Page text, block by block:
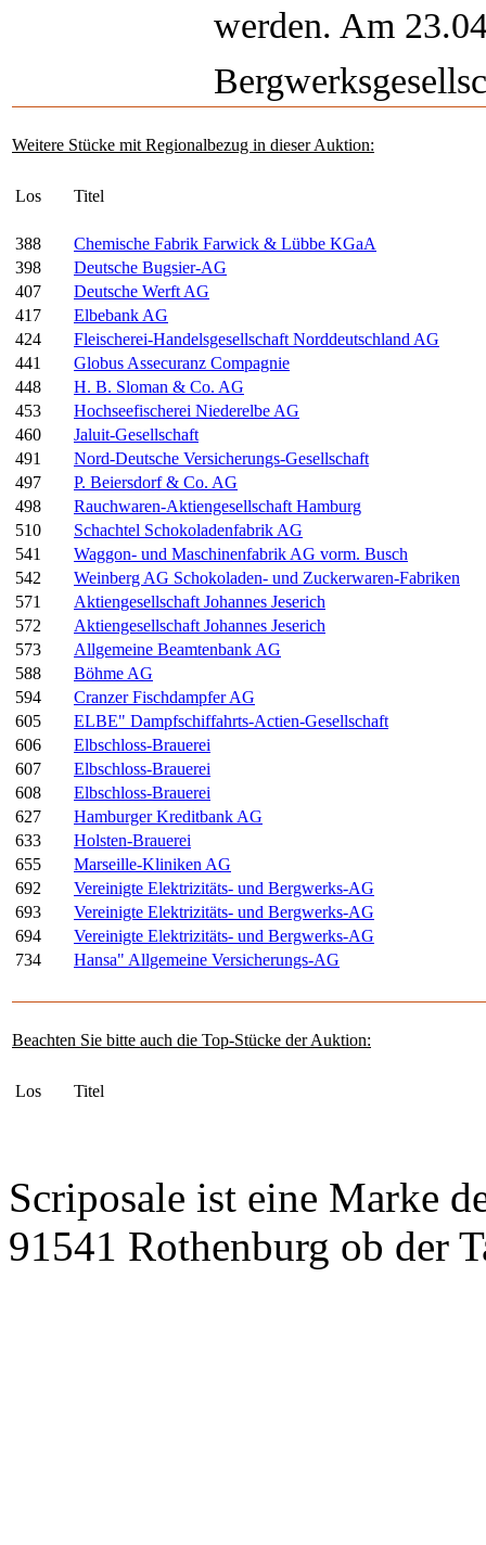
werden. Am
Weitere Stücke mit Regionalbezug in dieser Auktion:
Los Titel
388
Chemische Fabrik Farwick & Lübbe KGaA
398
Deutsche Bugsier-AG
407
Deutsche Werft AG
417
Elbebank AG
424
Fleischerei-Handelsgesellschaft Norddeutschland AG
441
Globus Assecuranz Compagnie
448
H. B. Sloman & Co. AG
453
Hochseefischerei Niederelbe AG
460
Jaluit-Gesellschaft
491
Nord-Deutsche Versicherungs-Gesellschaft
497
P. Beiersdorf & Co. AG
498
Rauchwaren-Aktiengesellschaft Hamburg
510
Schachtel Schokoladenfabrik AG
541
Waggon- und Maschinenfabrik AG vorm. Busch
542
Weinberg AG Schokoladen- und Zuckerwaren-Fabriken
571
Aktiengesellschaft Johannes Jeserich
572
Aktiengesellschaft Johannes Jeserich
573
Allgemeine Beamtenbank AG
588
Böhme AG
594
Cranzer Fischdampfer AG
605
ELBE" Dampfschiffahrts-Actien-Gesellschaft
606
Elbschloss-Brauerei
607
Elbschloss-Brauerei
608
Elbschloss-Brauerei
627
Hamburger Kreditbank AG
633
Holsten-Brauerei
655
Marseille-Kliniken AG
692
Vereinigte Elektrizitäts- und Bergwerks-AG
693
Vereinigte Elektrizitäts- und Bergwerks-AG
694
Vereinigte Elektrizitäts- und Bergwerks-AG
734
Hansa" Allgemeine Versicherungs-AG
Beachten Sie bitte auch die Top-Stücke der Auktion:
Los Titel
Scriposale ist eine Marke
91541 Rothenburg ob der